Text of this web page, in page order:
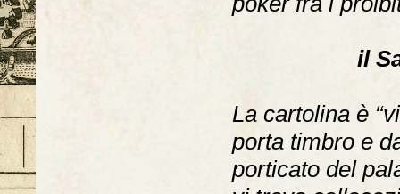
il
La cartolina è
porta timbro e
porticato del